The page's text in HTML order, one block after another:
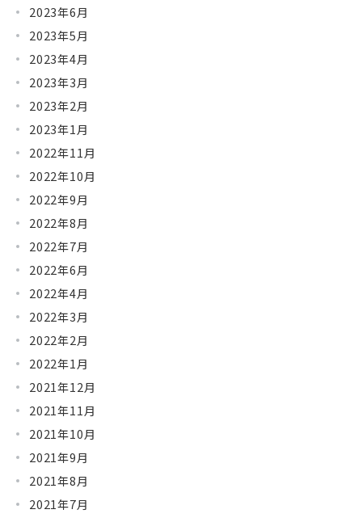
2023年6月
2023年5月
2023年4月
2023年3月
2023年2月
2023年1月
2022年11月
2022年10月
2022年9月
2022年8月
2022年7月
2022年6月
2022年4月
2022年3月
2022年2月
2022年1月
2021年12月
2021年11月
2021年10月
2021年9月
2021年8月
2021年7月